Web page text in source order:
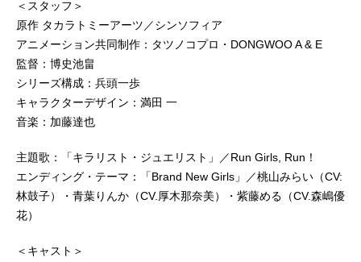
＜スタッフ＞
原作 タカラトミーアーツ／シンソフィア
アニメーション共同制作：タツノコプロ・DONGWOO A & E
監督：博史池畠
シリーズ構成：兵頭一歩
キャラクターデザイン：満田 一
音楽：加藤達也
主題歌：「キラリスト・ジュエリスト」／Run Girls, Run！
エンディング・テーマ：「Brand New Girls」／桃山みらい（CV:
林鼓子）・青葉りんか（CV.厚木那奈美）・紫藤める（CV.森嶋優
花）
＜キャスト＞